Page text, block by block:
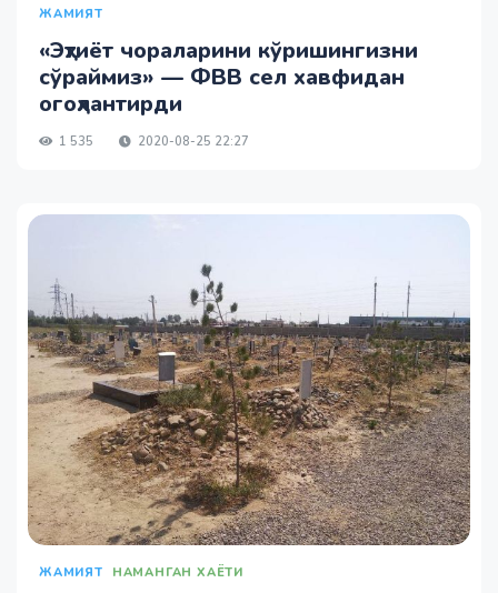
ЖАМИЯТ
«Эҳтиёт чораларини кўришингизни
сўраймиз» — ФВВ сел хавфидан
огоҳлантирди
1 535 2020-08-25 22:27
ЖАМИЯТ НАМАНГАН ХАЁТИ